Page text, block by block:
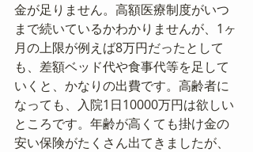
金が足りません。高額医療制度がいつ
まで続いているかわかりませんが、1ヶ
月の上限が例えば8万円だったとして
も、差額ベッド代や食事代等を足して
いくと、かなりの出費です。高齢者に
なっても、入院1日10000万円は欲しい
ところです。年齢が高くても掛け金の
安い保険がたくさん出てきましたが、